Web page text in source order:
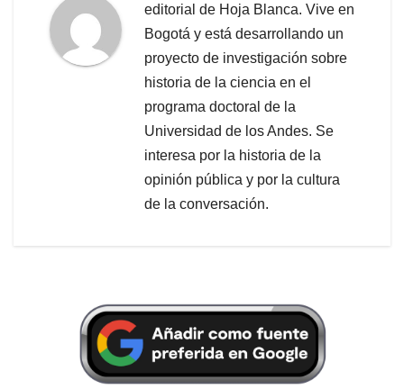
editorial de Hoja Blanca. Vive en
Bogotá y está desarrollando un
proyecto de investigación sobre
historia de la ciencia en el
programa doctoral de la
Universidad de los Andes. Se
interesa por la historia de la
opinión pública y por la cultura
de la conversación.